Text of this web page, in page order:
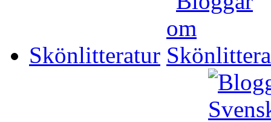
Skönlitteratur